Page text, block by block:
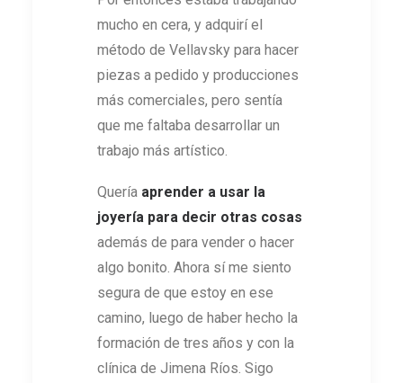
mucho en cera, y adquirí el
método de Vellavsky para hacer
piezas a pedido y producciones
más comerciales, pero sentía
que me faltaba desarrollar un
trabajo más artístico.
Quería aprender a usar la
joyería para decir otras cosas
además de para vender o hacer
algo bonito. Ahora sí me siento
segura de que estoy en ese
camino, luego de haber hecho la
formación de tres años y con la
clínica de Jimena Ríos. Sigo